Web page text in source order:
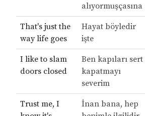
alıyormuşçasına
That's just the
way life goes
Hayat böyledir
işte
I like to slam
doors closed
Ben kapıları sert
kapatmayı
severim
Trust me, I
İnan bana, hep